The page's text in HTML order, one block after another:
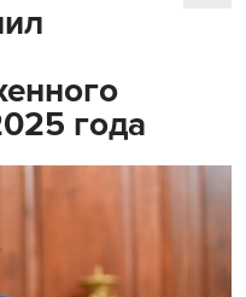
года